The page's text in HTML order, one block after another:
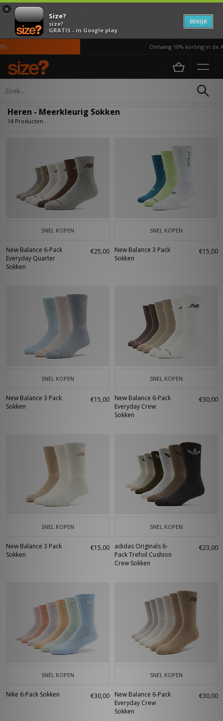
×
Size?
size?
GRATIS - in Google play
BEKIJK
Ontvang 10% korting in de
Home Heren
Heren - Meerkleurig Sokken
14 Producten
SNEL KOPEN
New Balance 6-Pack
Everyday Quarter
Sokken
€25,00
SNEL KOPEN
New Balance 3 Pack
Sokken
€15,00
SNEL KOPEN
New Balance 3 Pack
Sokken
€15,00
SNEL KOPEN
New Balance 6-Pack
Everyday Crew
Sokken
€30,00
SNEL KOPEN
New Balance 3 Pack
Sokken
€15,00
SNEL KOPEN
adidas Originals 6-
Pack Trefoil Cushion
Crew Sokken
€23,00
SNEL KOPEN
Nike 6-Pack Sokken €30,00
SNEL KOPEN
New Balance 6-Pack
Everyday Crew
Sokken
€30,00